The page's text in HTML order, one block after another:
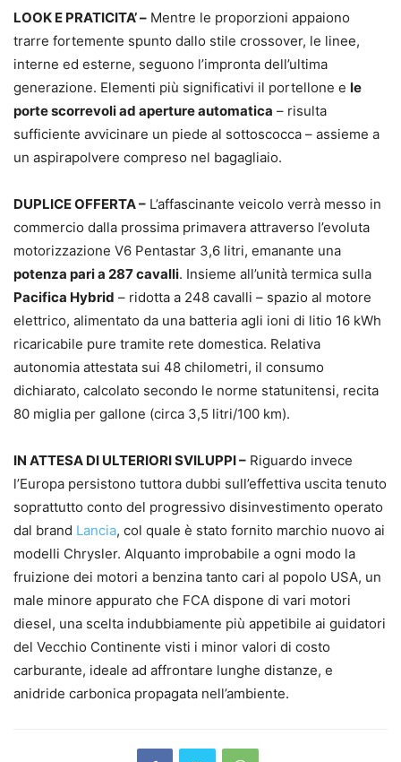
LOOK E PRATICITA’ – Mentre le proporzioni appaiono
trarre fortemente spunto dallo stile crossover, le linee,
interne ed esterne, seguono l’impronta dell’ultima
generazione. Elementi più significativi il portellone e le
porte scorrevoli ad aperture automatica – risulta
sufficiente avvicinare un piede al sottoscocca – assieme a
un aspirapolvere compreso nel bagagliaio.
DUPLICE OFFERTA – L’affascinante veicolo verrà messo in
commercio dalla prossima primavera attraverso l’evoluta
motorizzazione V6 Pentastar 3,6 litri, emanante una
potenza pari a 287 cavalli. Insieme all’unità termica sulla
Pacifica Hybrid – ridotta a 248 cavalli – spazio al motore
elettrico, alimentato da una batteria agli ioni di litio 16 kWh
ricaricabile pure tramite rete domestica. Relativa
autonomia attestata sui 48 chilometri, il consumo
dichiarato, calcolato secondo le norme statunitensi, recita
80 miglia per gallone (circa 3,5 litri/100 km).
IN ATTESA DI ULTERIORI SVILUPPI – Riguardo invece
l’Europa persistono tuttora dubbi sull’effettiva uscita tenuto
soprattutto conto del progressivo disinvestimento operato
dal brand Lancia, col quale è stato fornito marchio nuovo ai
modelli Chrysler. Alquanto improbabile a ogni modo la
fruizione dei motori a benzina tanto cari al popolo USA, un
male minore appurato che FCA dispone di vari motori
diesel, una scelta indubbiamente più appetibile ai guidatori
del Vecchio Continente visti i minor valori di costo
carburante, ideale ad affrontare lunghe distanze, e
anidride carbonica propagata nell’ambiente.